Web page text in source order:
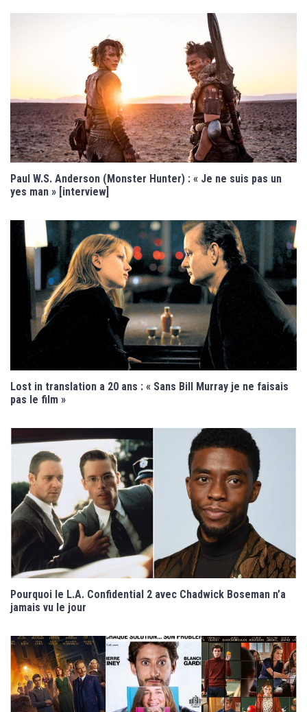
Paul W.S. Anderson (Monster Hunter) : « Je ne suis pas un
yes man » [interview]
Lost in translation a 20 ans : « Sans Bill Murray je ne faisais
pas le film »
Pourquoi le L.A. Confidential 2 avec Chadwick Boseman n’a
jamais vu le jour